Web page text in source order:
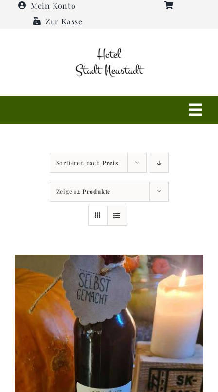
Mein Konto
Zur Kasse
Restaurant
Anfahrt + Kontakt
Sortieren nach Preis
Zeige12 Produkte